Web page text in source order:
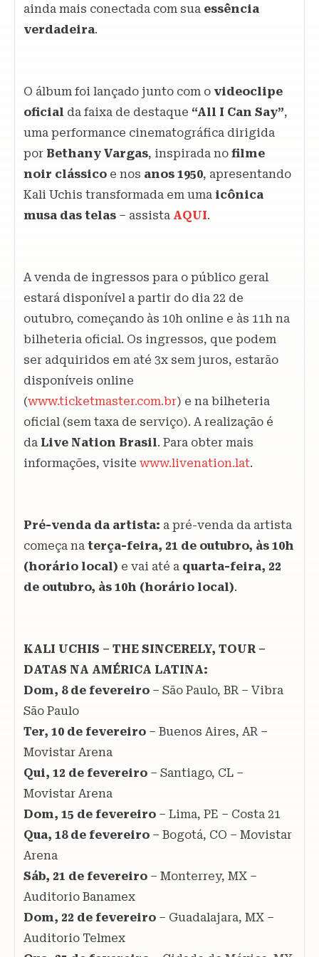
ainda mais conectada com sua essência
verdadeira.
O álbum foi lançado junto com o videoclipe
oficial da faixa de destaque “All I Can Say”,
uma performance cinematográfica dirigida
por Bethany Vargas, inspirada no filme
noir clássico e nos anos 1950, apresentando
Kali Uchis transformada em uma icônica
musa das telas – assista AQUI.
A venda de ingressos para o público geral
estará disponível a partir do dia 22 de
outubro, começando às 10h online e às 11h na
bilheteria oficial. Os ingressos, que podem
ser adquiridos em até 3x sem juros, estarão
disponíveis online
(www.ticketmaster.com.br) e na bilheteria
oficial (sem taxa de serviço). A realização é
da Live Nation Brasil. Para obter mais
informações, visite www.livenation.lat.
Pré-venda da artista: a pré-venda da artista
começa na terça-feira, 21 de outubro, às 10h
(horário local) e vai até a quarta-feira, 22
de outubro, às 10h (horário local).
KALI UCHIS – THE SINCERELY, TOUR –
DATAS NA AMÉRICA LATINA:
Dom, 8 de fevereiro – São Paulo, BR – Vibra
São Paulo
Ter, 10 de fevereiro – Buenos Aires, AR –
Movistar Arena
Qui, 12 de fevereiro – Santiago, CL –
Movistar Arena
Dom, 15 de fevereiro – Lima, PE – Costa 21
Qua, 18 de fevereiro – Bogotá, CO – Movistar
Arena
Sáb, 21 de fevereiro – Monterrey, MX –
Auditorio Banamex
Dom, 22 de fevereiro – Guadalajara, MX –
Auditorio Telmex